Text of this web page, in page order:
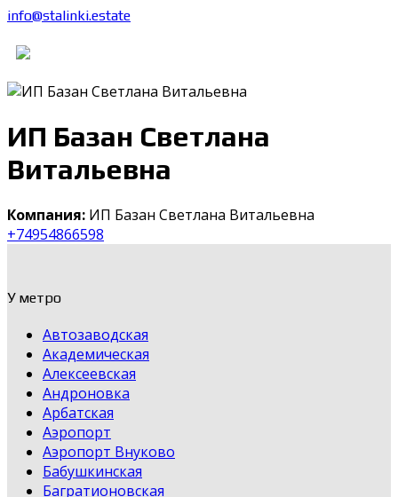
info@stalinki.estate
ИП Базан Светлана
Витальевна
Компания: ИП Базан Светлана Витальевна
+74954866598
У метро
Автозаводская
Академическая
Алексеевская
Андроновка
Арбатская
Аэропорт
Аэропорт Внуково
Бабушкинская
Багратионовская